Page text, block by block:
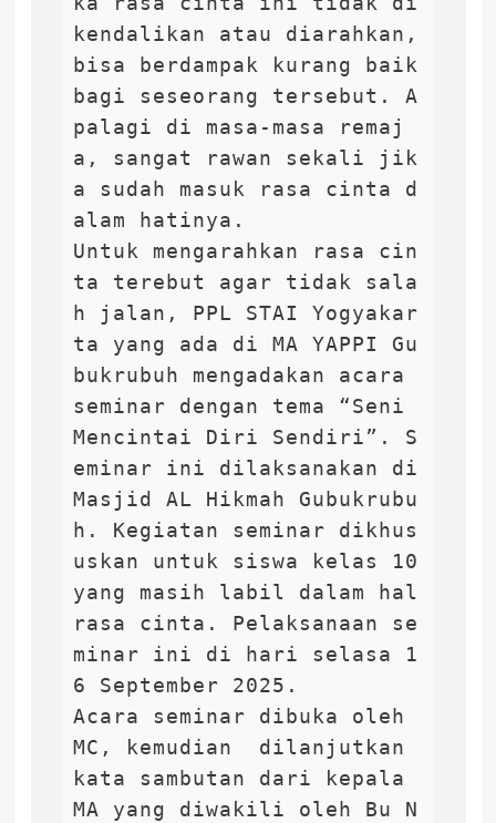
kendalikan atau diarahkan,
bisa berdampak kurang baik
bagi seseorang tersebut. A
palagi di masa-masa remaj
a, sangat rawan sekali jik
a sudah masuk rasa cinta d
alam hatinya.
Untuk mengarahkan rasa cin
ta terebut agar tidak sala
h jalan, PPL STAI Yogyakar
ta yang ada di MA YAPPI Gu
bukrubuh mengadakan acara
seminar dengan tema “Seni
Mencintai Diri Sendiri”. S
eminar ini dilaksanakan di
Masjid AL Hikmah Gubukrubu
h. Kegiatan seminar dikhus
uskan untuk siswa kelas 10
yang masih labil dalam hal
rasa cinta. Pelaksanaan se
minar ini di hari selasa 1
6 September 2025.
Acara seminar dibuka oleh
MC, kemudian  dilanjutkan
kata sambutan dari kepala
MA yang diwakili oleh Bu N